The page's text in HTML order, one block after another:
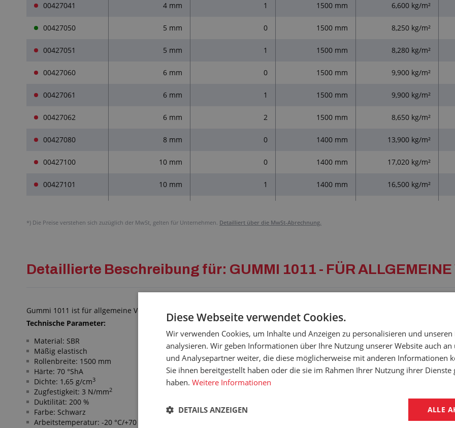
00427041 4 mm 1 1500 mm 6,600 kg/m²
00427050 5 mm 0 1500 mm 8,250 kg/m²
00427051 5 mm 1 1500 mm 8,280 kg/m²
00427060 6 mm 0 1500 mm 9,900 kg/m²
00427061 6 mm 1 1500 mm 9,900 kg/m²
00427062 6 mm 2 1500 mm 8,650 kg/m²
00427080 8 mm 0 1400 mm 13,900 kg/m²
00427100 10 mm 0 1400 mm 17,020 kg/m²
00427101 10 mm 1 1400 mm 16,500 kg/m²
*) Die Preise verstehen sich zuzüglich der MwSt, gelten für Unternehmen. Detailliert über die MwSt-Abrechnung.
Detaillierte Beschreibung für: GUMMI 1011 - FÜR ALLGEMEINE
Gummi 1011 ist für allgemeine Verwendung bestimmt, ein ausgezeichnetes Preis-Leistungs-Verhältnis.
Technische Parameter:
Material: SBR
Mäßig elastisch
Rollenbreite: 1500 mm
Härte: 70 °ShA
Dichte: 1,65 g/cm3
Zugfestigkeit: 3 N/mm2
Duktilität: 200 %
Farbe: Schwarz
Arbeitstemperatur: -20 °C/+70 °C
Diese Webseite verwendet Cookies.
Wir verwenden Cookies, um Inhalte und Anzeigen zu personalisieren und
analysieren. Wir geben Informationen über Ihre Nutzung unserer Website auch an
und Analysepartner weiter, die diese möglicherweise mit anderen Informationen
Sie ihnen bereitgestellt haben oder die sie im Rahmen Ihrer Nutzung ihrer Dienste
haben. Weitere Informationen
ALLE
DETAILS ANZEIGEN